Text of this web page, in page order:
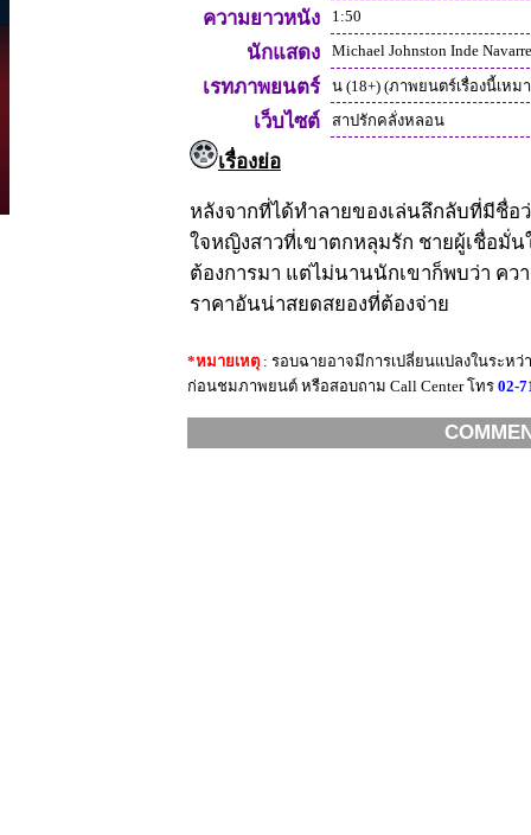
ความยาวหนัง 1:50
นักแสดง Michael Johnston Inde
เรทภาพยนตร์ น (18+) (ภาพยนตร์เรื่องนี้เห
เว็บไซต์ สาปรักคลั่งหลอน
เรื่องย่อ
หลังจากที่ได้ทำลายของเล่นลึกลับที่มีชื่อ
ใจหญิงสาวที่เขาตกหลุมรัก ชายผู้เชื่อมั่
ต้องการมา แต่ไม่นานนักเขาก็พบว่า คว
ราคาอันน่าสยดสยองที่ต้องจ่าย
*หมายเหตุ : รอบฉายอาจมีการเปลี่ยนแปลงในระหว่
ก่อนชมภาพยนต์ หรือสอบถาม Call Center โทร 02-